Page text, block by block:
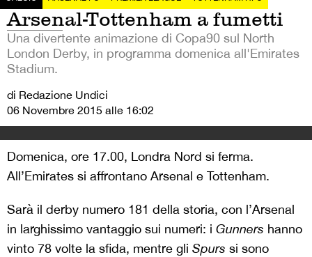
Arsenal-Tottenham a fumetti
Una divertente animazione di Copa90 sul North
London Derby, in programma domenica all'Emirates
Stadium.
di Redazione Undici
06 Novembre 2015 alle 16:02
Domenica, ore 17.00, Londra Nord si ferma.
All’Emirates si affrontano Arsenal e Tottenham.
Sarà il derby numero 181 della storia, con l’Arsenal
in larghissimo vantaggio sui numeri: i Gunners hanno
vinto 78 volte la sfida, mentre gli Spurs si sono